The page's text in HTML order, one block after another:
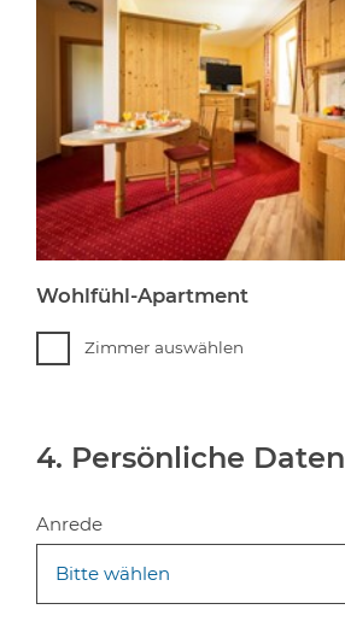
Wohlfühl-Apartment
Zimmer auswählen
4. Persönliche Daten
Anrede
Bitte wählen